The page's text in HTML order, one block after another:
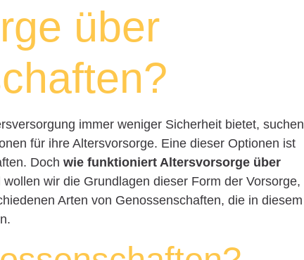
über
immer weniger Sicherheit bietet, suchen
für ihre Altersvorsorge. Eine dieser Optionen ist
Dochwie funktioniert Altersvorsorge über
wollen wir die Grundlagen dieser Form der Vorsorge,
Arten von Genossenschaften, die in diesem